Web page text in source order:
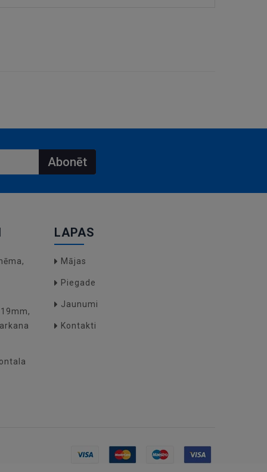
Abonēt
LAPAS
Mājas
Piegade
Jaunumi
Kontakti